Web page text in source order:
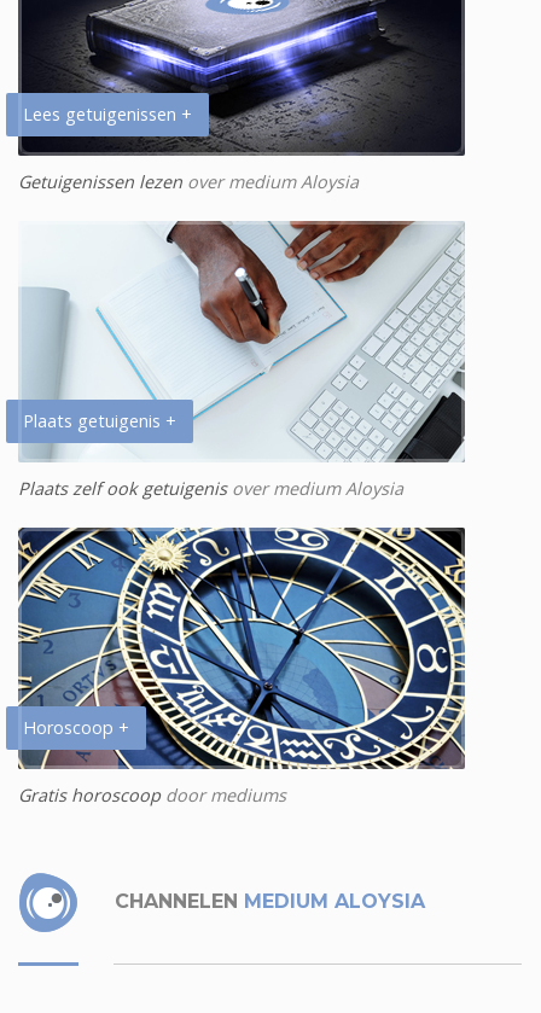
Lees getuigenissen +
Getuigenissen lezen over medium Aloysia
Plaats getuigenis +
Plaats zelf ook getuigenisover medium Aloysia
Horoscoop +
Gratis horoscoopdoor mediums
CHANNELEN MEDIUM ALOYSIA